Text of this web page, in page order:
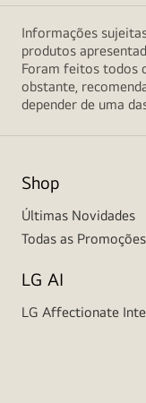
Informações
produtos
Foram feitos todos
obstante,
depender de uma
Shop
Últimas Novidades
Todas as Promoções
LG AI
LG Affectionate